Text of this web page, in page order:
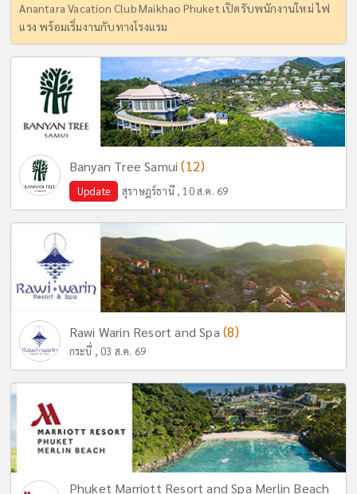
Anantara Vacation Club Maikhao Phuket เปิดรับพนักงานใหม่ ไฟ
แรง พร้อมเริ่มงานกับทางโรงแรม
Banyan Tree Samui(12)
Update สุราษฎร์ธานี , 10 ส.ค. 69
Rawi Warin Resort and Spa (8)
กระบี่ , 03 ส.ค. 69
Phuket Marriott Resort and Spa Merlin Beach